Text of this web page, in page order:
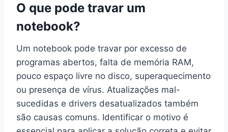
O que pode travar um
notebook?
Um notebook pode travar por excesso de
programas abertos, falta de memória RAM,
pouco espaço livre no disco, superaquecimento
ou presença de vírus. Atualizações mal-
sucedidas e drivers desatualizados também
são causas comuns. Identificar o motivo é